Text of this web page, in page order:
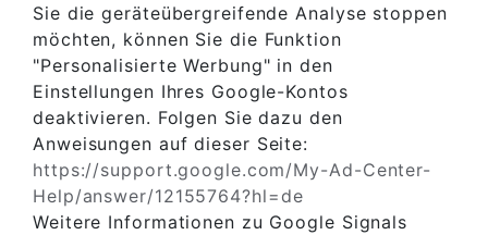
Sie die geräteübergreifende Analyse stoppen
möchten, können Sie die Funktion
"Personalisierte Werbung" in den
Einstellungen Ihres Google-Kontos
deaktivieren. Folgen Sie dazu den
Anweisungen auf dieser Seite:
https://support.google.com/My-Ad-Center-
Help/answer/12155764?hl=de
Weitere Informationen zu Google Signals